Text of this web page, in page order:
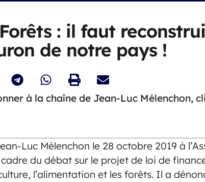
: il faut
de notre pays !
à la chaîne de Jean-Luc Mélenchon,
Luc Mélenchon le 28 octobre 2019 à
du débat sur le projet de loi de
l’alimentation et les forêts. Il a